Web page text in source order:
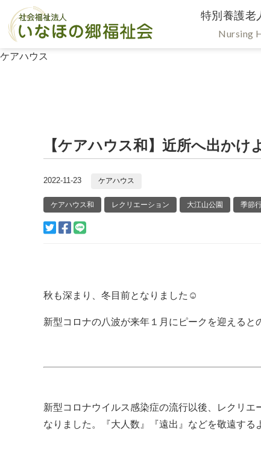
特別養護老
Nursing
ケアハウス
【ケアハウス和】近所へ出かけ
2022-11-23 ケアハウス
ケアハウス和 レクリエーション 大江山公園 季節
秋も深まり、冬目前となりました☺
新型コロナの八波が来年１月にピークを迎える
新型コロナウイルス感染症の流行以後、レクリ
なりました。『大人数』『遠出』などを敬遠する